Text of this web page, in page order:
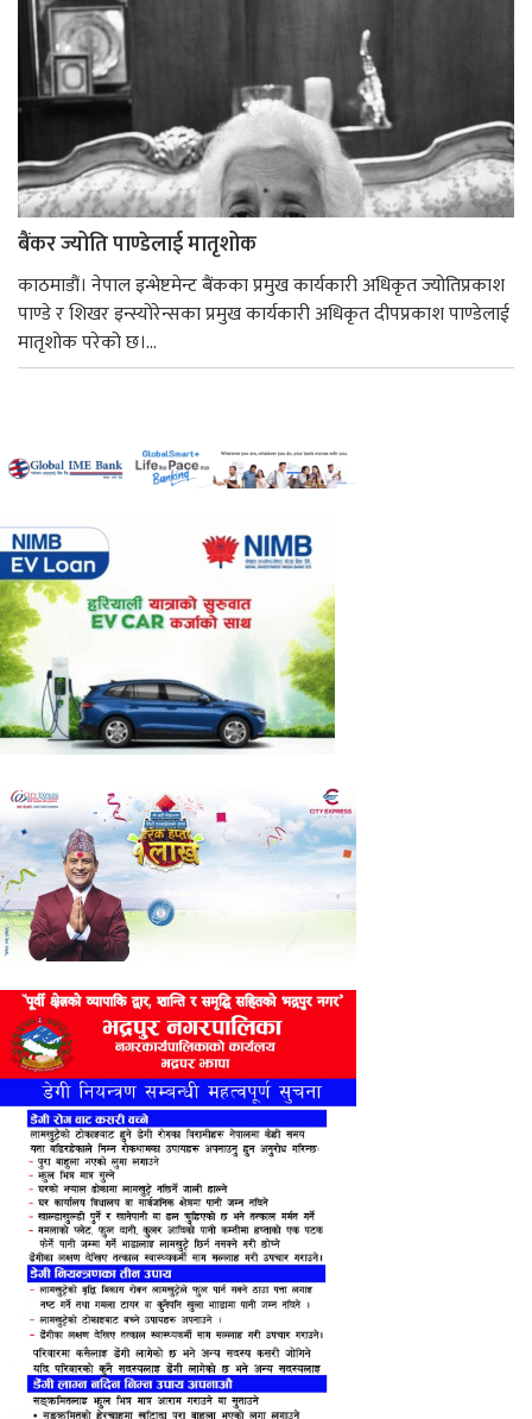
बैंकर ज्योति पाण्डेलाई मातृशोक
काठमाडौं। नेपाल इन्भेष्टमेन्ट बैंकका प्रमुख कार्यकारी अधिकृत ज्योतिप्रकाश
पाण्डे र शिखर इन्स्योरेन्सका प्रमुख कार्यकारी अधिकृत दीपप्रकाश पाण्डेलाई
मातृशोक परेको छ।...